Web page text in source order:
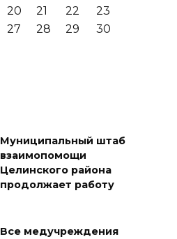
20 21 22
23
27 28 29
30
Муниципальный штаб
взаимопомощи
Целинского района
продолжает работу
Все медучреждения